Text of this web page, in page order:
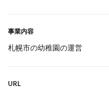
事業内容
札幌市の幼稚園の運営
URL